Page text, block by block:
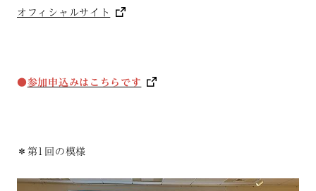
オフィシャルサイト
●参加申込みはこちらです
＊第1回の模様